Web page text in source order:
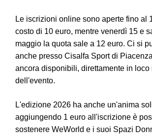
Le iscrizioni online sono aperte fino al
costo di 10 euro, mentre venerdì 15 e
maggio la quota sale a 12 euro. Ci si
anche presso Cisalfa Sport di
ancora disponibili, direttamente in loco
dell'evento.
L'edizione 2026 ha anche un'anima
aggiungendo 1 euro all'iscrizione è
sostenere WeWorld e i suoi Spazi